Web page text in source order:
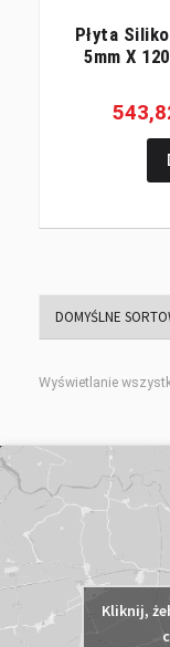
Płyta
5mm X
Wyświetlanie
Kliknij,